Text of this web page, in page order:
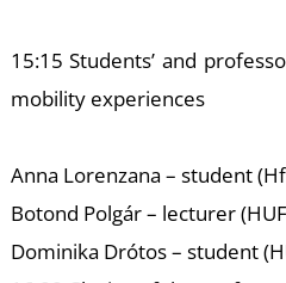
15:15 Students’ and
mobility experiences
Anna Lorenzana – student
Botond Polgár – lecturer
Dominika Drótos – student